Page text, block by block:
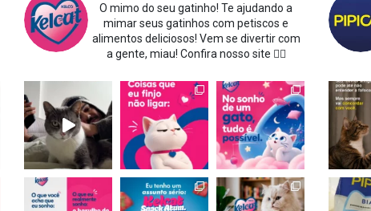
O mimo do seu gatinho! Te ajudando a
mimar seus gatinhos com petiscos e
alimentos deliciosos! Vem se divertir com
a gente, miau! Confira nosso site 👇🏻